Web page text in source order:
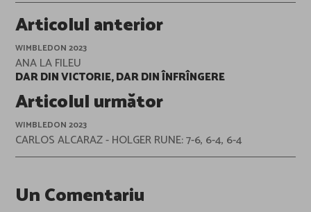
Post
navigation
Articolul anterior
WIMBLEDON 2023
ANA LA FILEU
DAR DIN VICTORIE, DAR DIN ÎNFRÎNGERE
Articolul următor
WIMBLEDON 2023
CARLOS ALCARAZ - HOLGER RUNE: 7-6, 6-4, 6-4
Un Comentariu